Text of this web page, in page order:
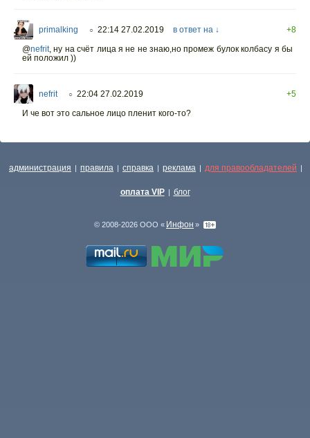
primalking ○ 22:14 27.02.2019 в ответ на ↓
+8
@nefrit, ну на счёт лица я не не знаю,но промеж булок колбасу я бы
ей положил ))
nefrit ○ 22:04 27.02.2019
+5
И че вот это сальное лицо пленит кого-то?
администрация | правила | справка | реклама | для правообладателей |
оплата VIP | блог
© 2008-2026 ООО « Инфон »